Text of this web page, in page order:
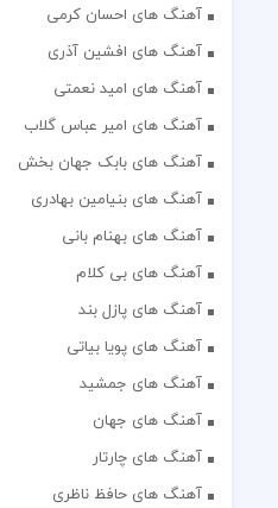
آهنگ های احسان کرمی
آهنگ های افشین آذری
آهنگ های امید نعمتی
آهنگ های امیر عباس گلاب
آهنگ های بابک جهان بخش
آهنگ های بنیامین بهادری
آهنگ های بهنام بانی
آهنگ های بی کلام
آهنگ های پازل بند
آهنگ های پویا بیاتی
آهنگ های جمشید
آهنگ های جهان
آهنگ های چارتار
آهنگ های حافظ ناظری